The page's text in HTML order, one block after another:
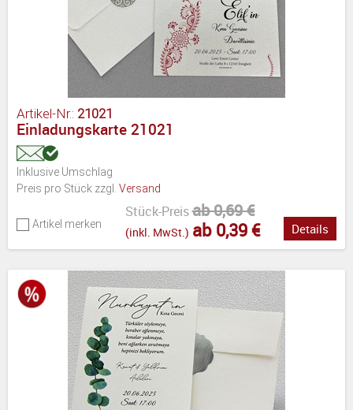
Artikel-Nr.: 21021
Einladungskarte 21021
Inklusive Umschlag
Preis pro Stück zzgl. Versand
Artikel merken
Stück-Preisab 0,69 €
(inkl. MwSt.) ab 0,39 € Details